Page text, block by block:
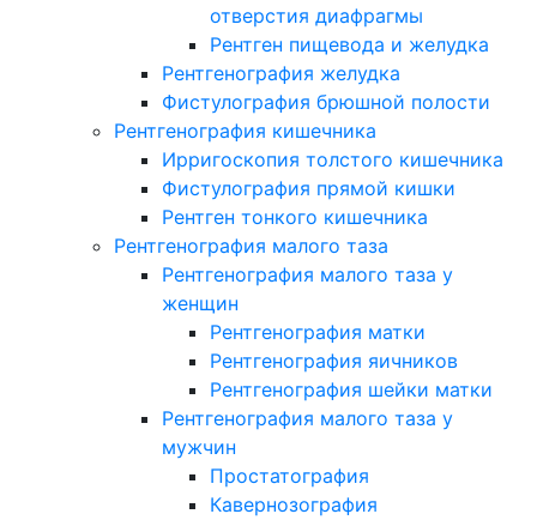
отверстия диафрагмы
Рентген пищевода и желудка
Рентгенография желудка
Фистулография брюшной полости
Рентгенография кишечника
Ирригоскопия толстого кишечника
Фистулография прямой кишки
Рентген тонкого кишечника
Рентгенография малого таза
Рентгенография малого таза у
женщин
Рентгенография матки
Рентгенография яичников
Рентгенография шейки матки
Рентгенография малого таза у
мужчин
Простатография
Кавернозография